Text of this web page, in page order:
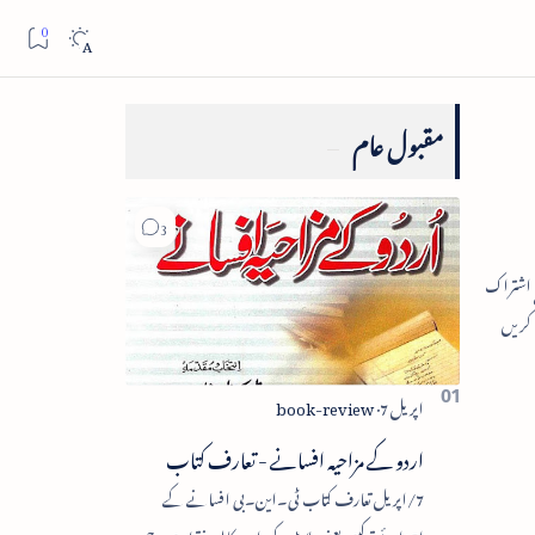
مقبول عام
اردو کے مزاحیہ افسانے - تعارف کتاب
7/اپریل تعارف کتاب ٹی۔این۔بی افسانے کے